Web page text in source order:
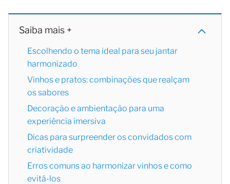
Saiba mais +
Escolhendo o tema ideal para seu jantar
harmonizado
Vinhos e pratos: combinações que realçam
os sabores
Decoração e ambientação para uma
experiência imersiva
Dicas para surpreender os convidados com
criatividade
Erros comuns ao harmonizar vinhos e como
evitá-los